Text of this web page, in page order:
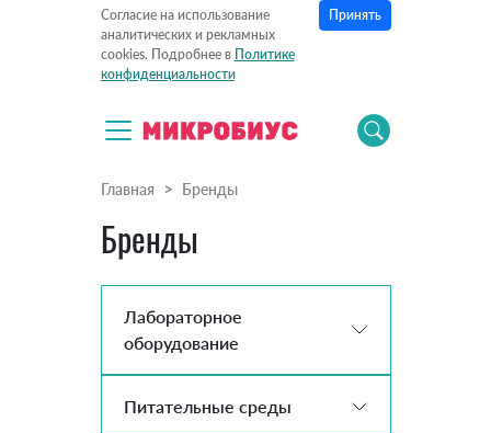
Согласие на использование
аналитических и рекламных
cookies. Подробнее в Политике
конфиденциальности
Принять
Главная Бренды
Бренды
Лабораторное
оборудование
Питательные среды